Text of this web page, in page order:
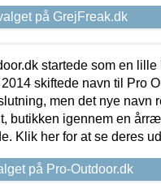
på GrejFreak.dk
startede som en
skiftede navn til Pro
men det nye navn
butikken igennem en
Klik her for at se deres
på Pro-Outdoor.dk